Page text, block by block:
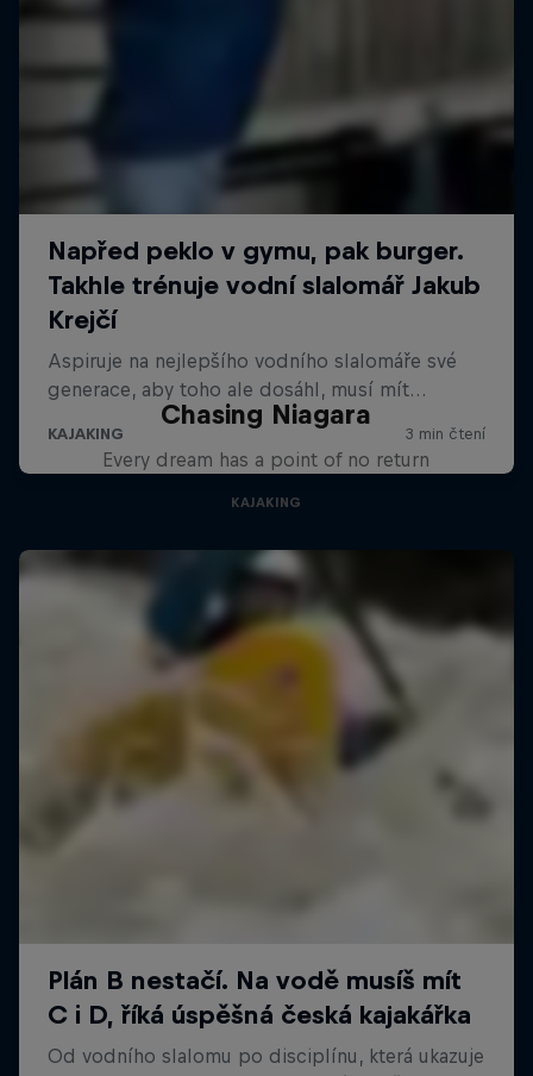
Chasing Niagara
Every dream has a point of no return
KAJAKING